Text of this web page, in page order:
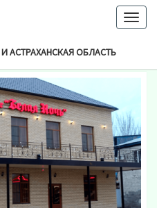
И АСТРАХАНСКАЯ ОБЛАСТЬ
Астрахань